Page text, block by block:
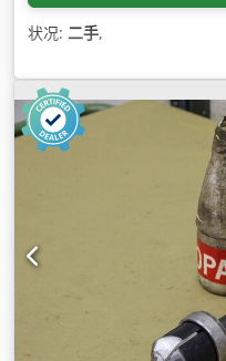
状况: 二手,